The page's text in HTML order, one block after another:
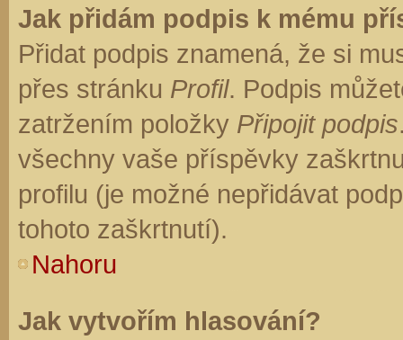
Jak přidám podpis k mému
Přidat podpis znamená, že si
přes stránku Profil. Podpis
zatržením položky Připojit podpis
všechny vaše příspěvky
profilu (je možné nepřidávat
tohoto zaškrtnutí).
Nahoru
Jak vytvořím hlasování?